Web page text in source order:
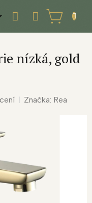
NÁKUPNÍ
KOŠÍK
nízká, gold
Značka: Rea